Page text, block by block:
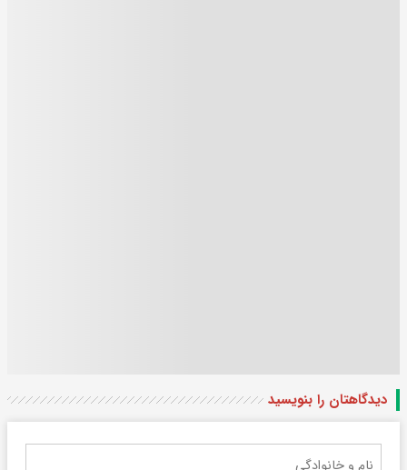
دیدگاهتان را بنویسید